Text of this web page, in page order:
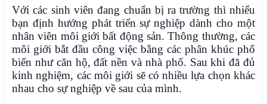
Với các sinh viên đang chuẩn bị ra trường thì nhiểu
bạn định hướng phát triển sự nghiệp dành cho một
nhân viên môi giới bất động sản. Thông thường, các
môi giới bắt đầu công việc bằng các phân khúc phổ
biến như căn hộ, đất nền và nhà phố. Sau khi đã đủ
kinh nghiệm, các môi giới sẽ có nhiều lựa chọn khác
nhau cho sự nghiệp về sau của mình.